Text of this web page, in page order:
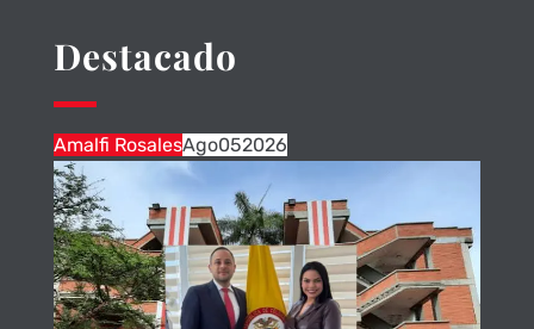
Destacado
Amalfi RosalesAgo052026